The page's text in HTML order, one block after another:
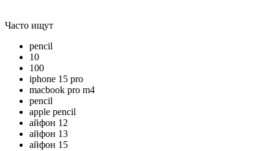
Часто ищут
pencil
10
100
iphone 15 pro
macbook pro m4
pencil
apple pencil
айфон 12
айфон 13
айфон 15